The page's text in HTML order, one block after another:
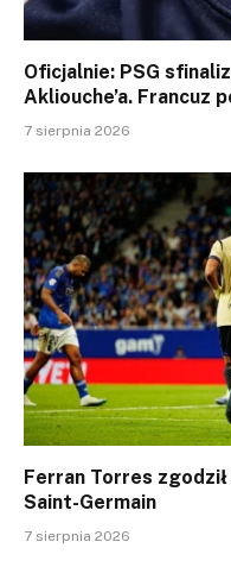
Oficjalnie: PSG
Akliouche’a. Francuz
7 sierpnia 2026
Ferran Torres
Saint-Germain
7 sierpnia 2026